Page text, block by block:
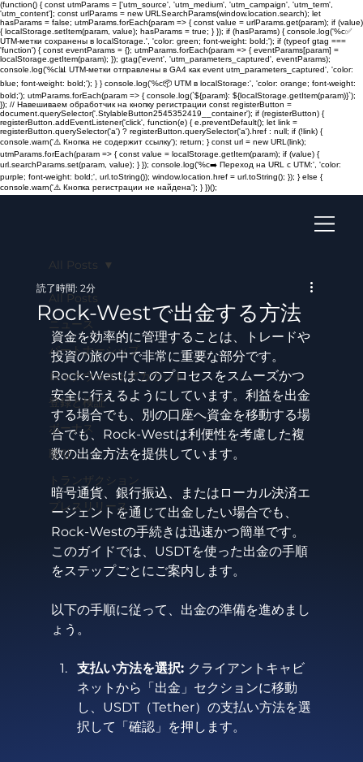
(function() { const utmParams = ['utm_source', 'utm_medium', 'utm_campaign', 'utm_term',
'utm_content']; const urlParams = new URLSearchParams(window.location.search); let
hasParams = false; utmParams.forEach(param => { const value = urlParams.get(param); if (value)
{ localStorage.setItem(param, value); hasParams = true; } }); if (hasParams) { console.log('%c✅
UTM-метки сохранены в localStorage.', 'color: green; font-weight: bold;'); if (typeof gtag ===
'function') { const eventParams = {}; utmParams.forEach(param => { eventParams[param] =
localStorage.getItem(param); }); gtag('event', 'utm_parameters_captured', eventParams);
console.log('%c📊 UTM-метки отправлены в GA4 как event utm_parameters_captured', 'color:
blue; font-weight: bold;'); } } console.log('%c📦 UTM в localStorage:', 'color: orange; font-weight:
bold;'); utmParams.forEach(param => { console.log(`${param}: ${localStorage.getItem(param)}`);
}); // Навешиваем обработчик на кнопку регистрации const registerButton =
document.querySelector('.StylableButton2545352419__container'); if (registerButton) {
registerButton.addEventListener('click', function(e) { e.preventDefault(); let link =
registerButton.querySelector('a') ? registerButton.querySelector('a').href : null; if (!link) {
console.warn('⚠️ Кнопка не содержит ссылку'); return; } const url = new URL(link);
utmParams.forEach(param => { const value = localStorage.getItem(param); if (value) {
url.searchParams.set(param, value); } }); console.log('%c➡️ Переход на URL с UTM:', 'color:
purple; font-weight: bold;', url.toString()); window.location.href = url.toString(); }); } else {
console.warn('⚠️ Кнопка регистрации не найдена'); } })();
All Posts
ニュース
パートナーシップ
ロックウェストアカウント
登録と検証
ボーナス
取引
トランザクション
プレスリリース
All Posts
Rock-Westで出金する方法
読了時間: 2分
資金を効率的に管理することは、トレードや
投資の旅の中で非常に重要な部分です。
Rock-Westはこのプロセスをスムーズかつ
安全に行えるようにしています。利益を出金
する場合でも、別の口座へ資金を移動する場
合でも、Rock-Westは利便性を考慮した複
数の出金方法を提供しています。
暗号通貨、銀行振込、またはローカル決済エ
ージェントを通じて出金したい場合でも、
Rock-Westの手続きは迅速かつ簡単です。
このガイドでは、USDTを使った出金の手順
をステップごとにご案内します。
以下の手順に従って、出金の準備を進めまし
ょう。
支払い方法を選択: クライアントキャビ
ネットから「出金」セクションに移動
し、USDT（Tether）の支払い方法を選
択して「確認」を押します。